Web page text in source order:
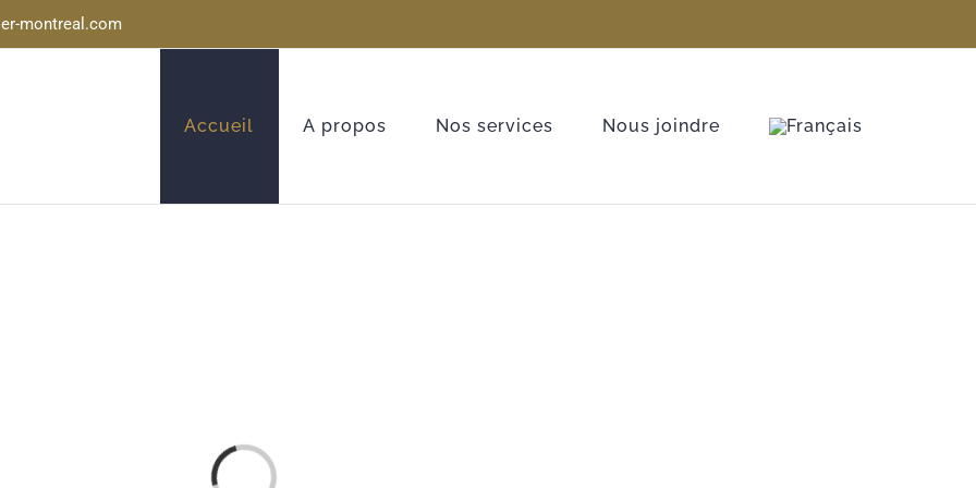
montreal.com
Accueil A propos Nos services Nous joindre
Chargement…